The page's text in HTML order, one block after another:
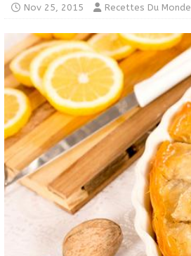
Nov 25, 2015 Recettes Du Monde